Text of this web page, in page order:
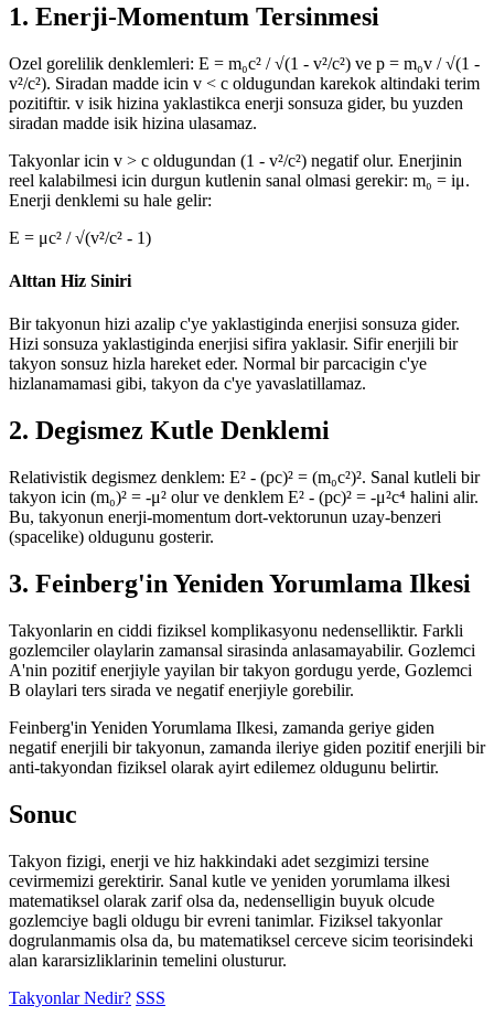
1. Enerji-Momentum Tersinmesi
Ozel gorelilik denklemleri: E = m₀c² / √(1 - v²/c²) ve p = m₀v / √(1 -
v²/c²). Siradan madde icin v < c oldugundan karekok altindaki terim
pozitiftir. v isik hizina yaklastikca enerji sonsuza gider, bu yuzden
siradan madde isik hizina ulasamaz.
Takyonlar icin v > c oldugundan (1 - v²/c²) negatif olur. Enerjinin
reel kalabilmesi icin durgun kutlenin sanal olmasi gerekir: m₀ = iμ.
Enerji denklemi su hale gelir:
E = μc² / √(v²/c² - 1)
Alttan Hiz Siniri
Bir takyonun hizi azalip c'ye yaklastiginda enerjisi sonsuza gider.
Hizi sonsuza yaklastiginda enerjisi sifira yaklasir. Sifir enerjili bir
takyon sonsuz hizla hareket eder. Normal bir parcacigin c'ye
hizlanamamasi gibi, takyon da c'ye yavaslatillamaz.
2. Degismez Kutle Denklemi
Relativistik degismez denklem: E² - (pc)² = (m₀c²)². Sanal kutleli bir
takyon icin (m₀)² = -μ² olur ve denklem E² - (pc)² = -μ²c⁴ halini alir.
Bu, takyonun enerji-momentum dort-vektorunun uzay-benzeri
(spacelike) oldugunu gosterir.
3. Feinberg'in Yeniden Yorumlama Ilkesi
Takyonlarin en ciddi fiziksel komplikasyonu nedenselliktir. Farkli
gozlemciler olaylarin zamansal sirasinda anlasamayabilir. Gozlemci
A'nin pozitif enerjiyle yayilan bir takyon gordugu yerde, Gozlemci
B olaylari ters sirada ve negatif enerjiyle gorebilir.
Feinberg'in Yeniden Yorumlama Ilkesi, zamanda geriye giden
negatif enerjili bir takyonun, zamanda ileriye giden pozitif enerjili bir
anti-takyondan fiziksel olarak ayirt edilemez oldugunu belirtir.
Sonuc
Takyon fizigi, enerji ve hiz hakkindaki adet sezgimizi tersine
cevirmemizi gerektirir. Sanal kutle ve yeniden yorumlama ilkesi
matematiksel olarak zarif olsa da, nedenselligin buyuk olcude
gozlemciye bagli oldugu bir evreni tanimlar. Fiziksel takyonlar
dogrulanmamis olsa da, bu matematiksel cerceve sicim teorisindeki
alan kararsizliklarinin temelini olusturur.
Takyonlar Nedir? SSS